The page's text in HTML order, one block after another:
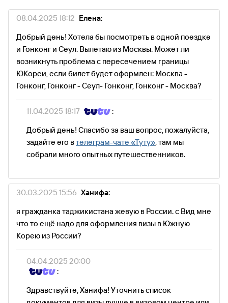
08.04.2025 18:12 Елена:
Добрый день! Хотела бы посмотреть в одной поездке
и Гонконг и Сеул. Вылетаю из Москвы. Может ли
возникнуть проблема с пересечением границы
ЮКореи, если билет будет оформлен: Москва -
Гонконг, Гонконг - Сеул- Гонконг, Гонконг - Москва?
11.04.2025 18:17
:
Добрый день! Спасибо за ваш вопрос, пожалуйста,
задайте его втелеграм-чате «Туту», там мы
собрали много опытных путешественников.
30.03.2025 15:56 Ханифа:
я гражданка таджикистана жевую в России. с Вид мне
что то ещё надо для оформления визы в Южную
Корею из России?
04.04.2025 20:00
:
Здравствуйте, Ханифа! Уточнить список